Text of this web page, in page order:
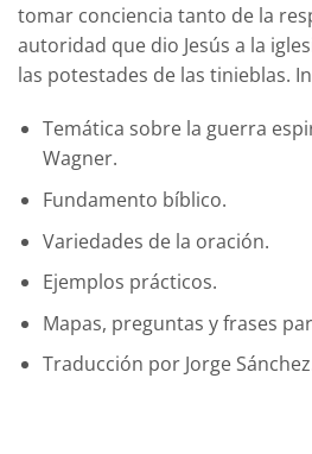
tomar conciencia tanto de la
autoridad que dio Jesús a la
las potestades de las tinieblas.
Temática sobre la guerra
Wagner.
Fundamento bíblico.
Variedades de la oración.
Ejemplos prácticos.
Mapas, preguntas y frases
Traducción por Jorge